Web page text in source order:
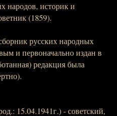
народов, историк и
(1859).
русских народных
и первоначально издан в
редакция была
15.04.1941г.) - советский,